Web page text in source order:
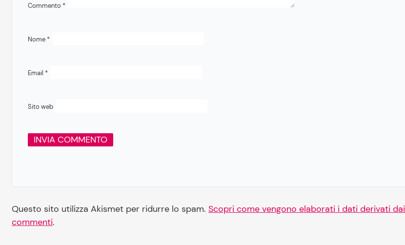
Commento *
Nome *
Email *
Sito web
Questo sito utilizza Akismet per ridurre lo spam. Scopri come vengono elaborati i dati derivati dai
commenti.